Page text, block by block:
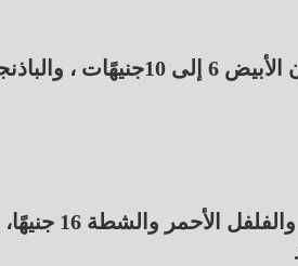
وأشار التجار إلي أن سعر الباذنجان الأسود 6.5 إلى 10 جنيهًات، والباذنجان الأبيض 6 إلى
وأضاف التجار أن سعر البصل الذهبي 10 إلى 17 جنيهًا، والبصل الأحمر 17 والفلفل الأحمر والشطة 16 جنيهًا،